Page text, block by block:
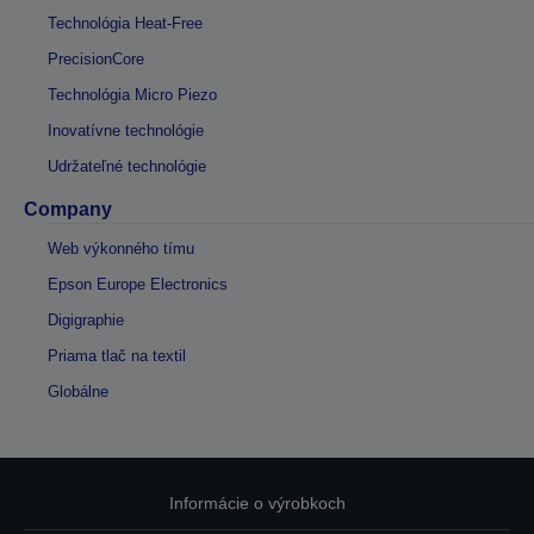
Technológia Heat-Free
PrecisionCore
Technológia Micro Piezo
Inovatívne technológie
Udržateľné technológie
Company
Web výkonného tímu
Epson Europe Electronics
Digigraphie
Priama tlač na textil
Globálne
Informácie o výrobkoch